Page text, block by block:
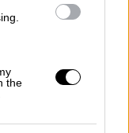
the
Çipras'ın